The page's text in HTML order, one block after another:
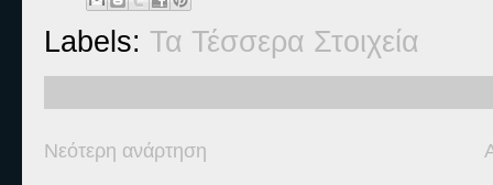
Labels: Τα Τέσσερα Στοιχεία
Νεότερη ανάρτηση